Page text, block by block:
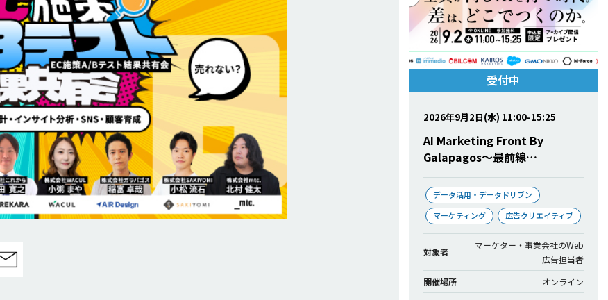
受付中
2026年9月2日(水) 11:00-15:25
AI Marketing Front By
Galapagos〜最前線…
データ活用・データドリブン
マーケティング
広告クリエイティブ
対象者
マーケター・事業会社のWeb
広告担当者
開催場所
オンライン